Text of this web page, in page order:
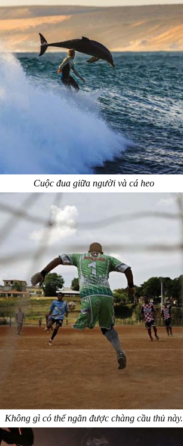
Cuộc đua giữa người và cá heo
Không gì có thể ngăn được chàng cầu thủ này.